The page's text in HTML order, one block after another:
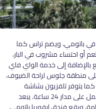
في باتومي، ويضم تراس كما
أو احتساء مشروب في البار،
إلى خدمة الواي فاي
منطقة جلوس لراحة الضيوف،
كما يتوفر تلفزيون بشاشة
مسطحة. يضم مكان الإقامة مكتب استقبال يعمل على مدار 24 ساعة. يبعد